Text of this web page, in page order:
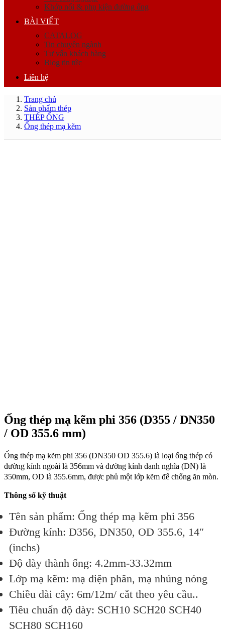
Khớp nối & phụ kiện đường ống
BÀI VIẾT
CATALOG
Tin chuyên ngành
Tư vấn khách hàng
Blog tin tức
Liên hệ
Trang chủ
Sản phẩm thép
THÉP ỐNG
Ống thép mạ kẽm
Ống thép mạ kẽm phi 356 (D355 / DN350
/ OD 355.6 mm)
Ống thép mạ kẽm phi 356 (DN350 OD 355.6) là loại ống thép có
đường kính ngoài là 356mm và đường kính danh nghĩa (DN) là
350mm, OD là 355.6mm, được phủ một lớp kẽm để chống ăn mòn.
Thông số kỹ thuật
Tên sản phẩm: Ống thép mạ kẽm phi 356
Đường kính: D356, DN350, OD 355.6, 14″
(inchs)
Độ dày thành ống: 4.2mm-33.32mm
Lớp mạ kẽm: mạ điện phân, mạ nhúng nóng
Chiều dài cây: 6m/12m/ cắt theo yêu cầu..
Tiêu chuẩn độ dày: SCH10 SCH20 SCH40
SCH80 SCH160